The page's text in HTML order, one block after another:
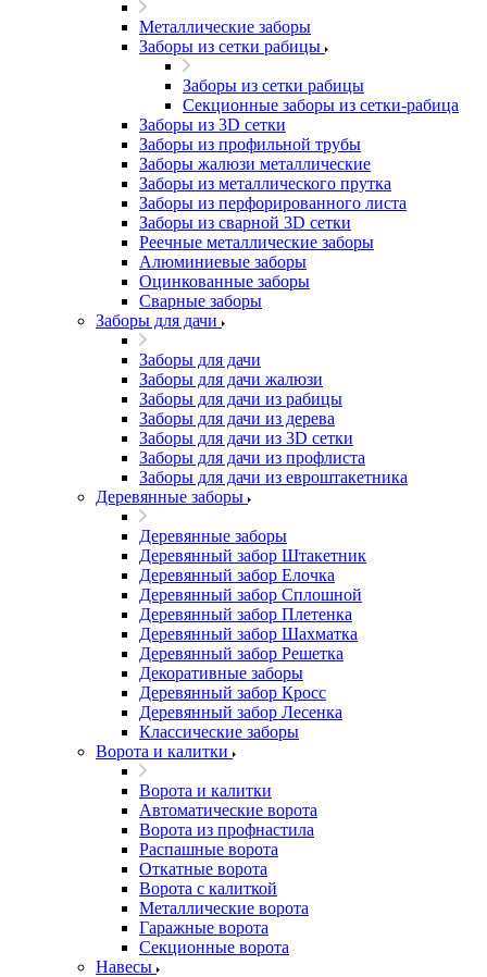
Металлические заборы
Заборы из сетки рабицы
Заборы из сетки рабицы
Секционные заборы из сетки-рабица
Заборы из 3D сетки
Заборы из профильной трубы
Заборы жалюзи металлические
Заборы из металлического прутка
Заборы из перфорированного листа
Заборы из сварной 3D сетки
Реечные металлические заборы
Алюминиевые заборы
Оцинкованные заборы
Сварные заборы
Заборы для дачи
Заборы для дачи
Заборы для дачи жалюзи
Заборы для дачи из рабицы
Заборы для дачи из дерева
Заборы для дачи из 3D сетки
Заборы для дачи из профлиста
Заборы для дачи из евроштакетника
Деревянные заборы
Деревянные заборы
Деревянный забор Штакетник
Деревянный забор Елочка
Деревянный забор Сплошной
Деревянный забор Плетенка
Деревянный забор Шахматка
Деревянный забор Решетка
Декоративные заборы
Деревянный забор Кросс
Деревянный забор Лесенка
Классические заборы
Ворота и калитки
Ворота и калитки
Автоматические ворота
Ворота из профнастила
Распашные ворота
Откатные ворота
Ворота с калиткой
Металлические ворота
Гаражные ворота
Секционные ворота
Навесы